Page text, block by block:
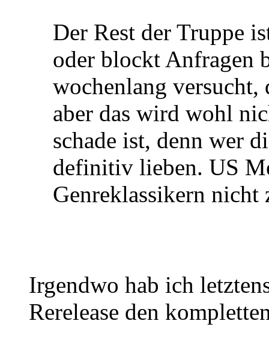
Der Rest der Truppe
oder blockt Anfragen
wochenlang versucht,
aber das wird wohl
schade ist, denn wer
definitiv lieben. US
Genreklassikern nicht
Irgendwo hab ich
Rerelease den